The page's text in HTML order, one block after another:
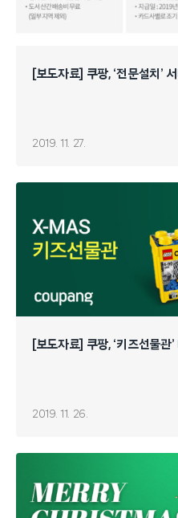
[보도자료] 쿠팡, ‘전문설치’
2019. 11. 27.
[보도자료] 쿠팡, ‘키즈선물관
2019. 11. 26.